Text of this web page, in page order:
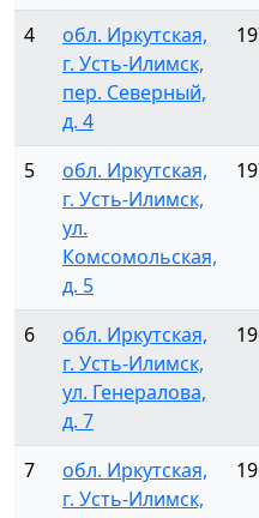
4
обл. Иркутская,
г. Усть-Илимск,
пер. Северный,
д. 4
5
обл. Иркутская,
г. Усть-Илимск,
ул.
Комсомольская,
д. 5
6
обл. Иркутская,
г. Усть-Илимск,
ул. Генералова,
д. 7
7
обл. Иркутская,
г. Усть-Илимск,